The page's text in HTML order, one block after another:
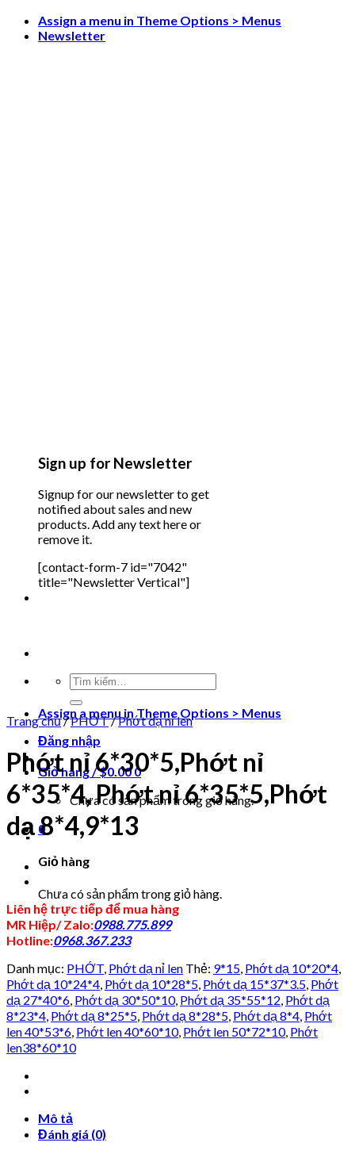
Skip
Assign a menu in Theme Options > Menus
Newsletter
Sign up for Newsletter
Signup for our newsletter to get
notified about sales and new
products. Add any text here or
remove it.
[contact-form-7 id="7042"
title="Newsletter Vertical"]
Tìm
kiếm:
Assign a menu in Theme Options > Menus
Đăng nhập
Giỏ hàng /$0.00 0
Chưa có sản phẩm trong giỏ hàng.
0
Giỏ hàng
Chưa có sản phẩm trong giỏ hàng.
Trang chủ/PHỚT/Phớt dạ nỉ len
Phớt nỉ 6*30*5,Phớt nỉ
6*35*4, Phớt nỉ 6*35*5,Phớt
dạ 8*4,9*13
Liên hệ trực tiếp để mua hàng
MR Hiệp/ Zalo:0988.775.899
Hotline:0968.367.233
Danh mục: PHỚT, Phớt dạ nỉ len Thẻ: 9*15, Phớt dạ 10*20*4,
Phớt dạ 10*24*4, Phớt dạ 10*28*5, Phớt dạ 15*37*3.5, Phớt
dạ 27*40*6, Phớt dạ 30*50*10, Phớt dạ 35*55*12, Phớt dạ
8*23*4, Phớt dạ 8*25*5, Phớt dạ 8*28*5, Phớt dạ 8*4, Phớt
len 40*53*6, Phớt len 40*60*10, Phớt len 50*72*10, Phớt
len38*60*10
Mô tả
Đánh giá (0)